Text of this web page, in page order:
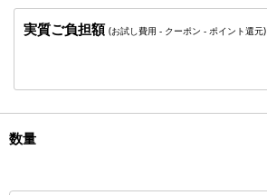
実質ご負担額 (お試し費用 - クーポン - ポイント還元)
数量